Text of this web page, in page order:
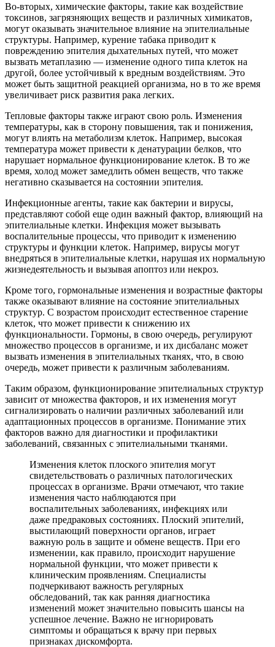
Во-вторых, химические факторы, такие как воздействие
токсинов, загрязняющих веществ и различных химикатов,
могут оказывать значительное влияние на эпителиальные
структуры. Например, курение табака приводит к
повреждению эпителия дыхательных путей, что может
вызвать метаплазию — изменение одного типа клеток на
другой, более устойчивый к вредным воздействиям. Это
может быть защитной реакцией организма, но в то же время
увеличивает риск развития рака легких.
Тепловые факторы также играют свою роль. Изменения
температуры, как в сторону повышения, так и понижения,
могут влиять на метаболизм клеток. Например, высокая
температура может привести к денатурации белков, что
нарушает нормальное функционирование клеток. В то же
время, холод может замедлить обмен веществ, что также
негативно сказывается на состоянии эпителия.
Инфекционные агенты, такие как бактерии и вирусы,
представляют собой еще один важный фактор, влияющий на
эпителиальные клетки. Инфекция может вызывать
воспалительные процессы, что приводит к изменению
структуры и функции клеток. Например, вирусы могут
внедряться в эпителиальные клетки, нарушая их нормальную
жизнедеятельность и вызывая апоптоз или некроз.
Кроме того, гормональные изменения и возрастные факторы
также оказывают влияние на состояние эпителиальных
структур. С возрастом происходит естественное старение
клеток, что может привести к снижению их
функциональности. Гормоны, в свою очередь, регулируют
множество процессов в организме, и их дисбаланс может
вызвать изменения в эпителиальных тканях, что, в свою
очередь, может привести к различным заболеваниям.
Таким образом, функционирование эпителиальных структур
зависит от множества факторов, и их изменения могут
сигнализировать о наличии различных заболеваний или
адаптационных процессов в организме. Понимание этих
факторов важно для диагностики и профилактики
заболеваний, связанных с эпителиальными тканями.
Изменения клеток плоского эпителия могут
свидетельствовать о различных патологических
процессах в организме. Врачи отмечают, что такие
изменения часто наблюдаются при
воспалительных заболеваниях, инфекциях или
даже предраковых состояниях. Плоский эпителий,
выстилающий поверхности органов, играет
важную роль в защите и обмене веществ. При его
изменении, как правило, происходит нарушение
нормальной функции, что может привести к
клиническим проявлениям. Специалисты
подчеркивают важность регулярных
обследований, так как ранняя диагностика
изменений может значительно повысить шансы на
успешное лечение. Важно не игнорировать
симптомы и обращаться к врачу при первых
признаках дискомфорта.